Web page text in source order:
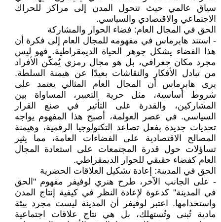
سياق عالمي حيث تتحول المدن إلى مراكز للحراك
الاجتماعي والاقتصادي والسياسي.
الحق في المجال العام: فضاء الحوار والمشاركة
- استند هابرماس في مفهومه للمجال العام إلى فكرة أن
هذا الفضاء يشكل جوهر الحياة الديمقراطية. فهو ليس
مجرد مكان جغرافي، بل هو مجال رمزي يُمكّن الأفراد
من تبادل الأفكار والنقاشات بعيدًا عن هيمنة السلطة.
يرى هابرماس أن المجال العام المثالي يعتمد على
شروط أساسية، مثل حرية التعبير، المساواة بين
المشاركين، والقدرة على التأثير في صنع القرار
السياسي. في عصر العولمة، أصبح هذا المفهوم يواجه
تحديات جديدة بفعل تصاعد التكنولوجيا الرقمية، وهيمنة
المصالح الاقتصادية على الفضاءات العامة، مما يثير
تساؤلات حول قدرة المجتمعات على استعادة المجال
العام كفضاء حقيقي للحوار الديمقراطي.
الحق في المدينة: إعادة تشكيل العلاقات الحضرية
- على الجانب الآخر، طرح هنري لوفيفر مفهوم "الحق
في المدينة" كدعوة لإعادة النظر في كيفية إنتاج المدن
واستخدامها. اعتبر لوفيفر أن المدينة ليست مجرد بيئة
مادية تُبنى وتُستهلك، بل هي نتاج علاقات اجتماعية